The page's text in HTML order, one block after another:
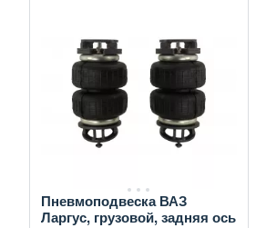
Пневмоподвеска ВАЗ
Ларгус, грузовой, задняя ось